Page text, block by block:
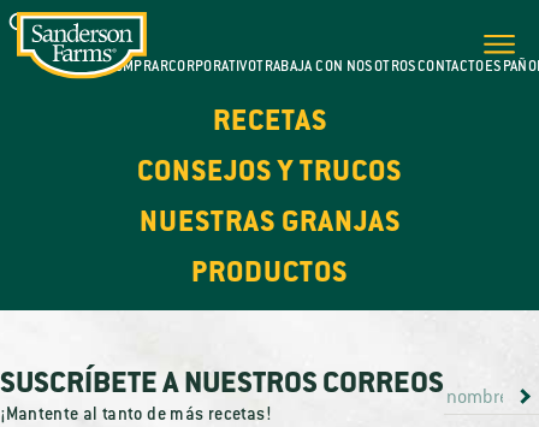
DÓNDE COMPRARCORPORATIVOTRABAJA CON NOSOTROSCONTACTO
RECETAS
CONSEJOS Y TRUCOS
NUESTRAS GRANJAS
PRODUCTOS
SUSCRÍBETE A NUESTROS CORREOS
¡Mantente al tanto de más recetas!